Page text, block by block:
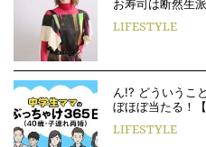
お寿司は断然生
LIFESTYLE
ん!? どういうこ
ぼほぼ当たる！
LIFESTYLE